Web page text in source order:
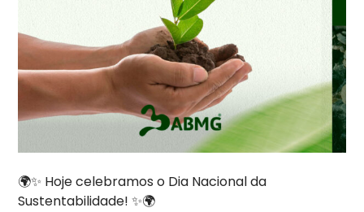
🌍✨ Hoje celebramos o Dia Nacional da
Sustentabilidade! ✨🌍